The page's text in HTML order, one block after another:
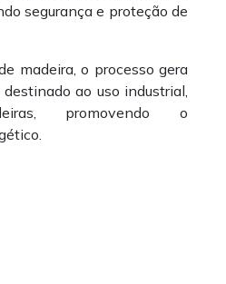
segurança e proteção de
madeira, o processo gera
ao uso industrial,
promovendo o